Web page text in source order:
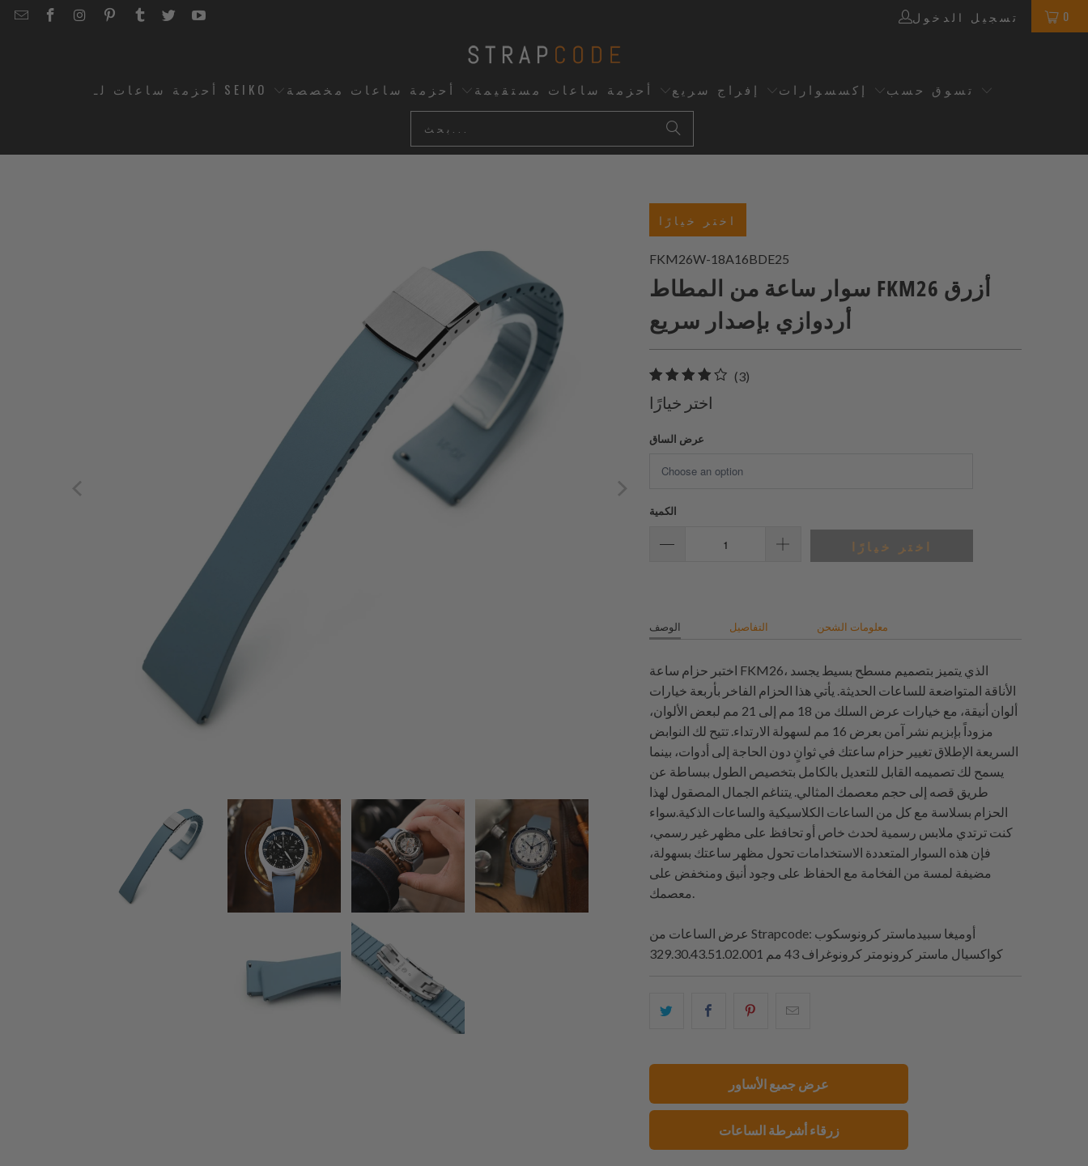
EMAILSTRAPCODE
STRAPCODE
STRAPCODE
STRAPCODE
STRAPCODE
TWITTER
STRAPCODE
YOUTUBE
تسجيل الدخول 0
أحزمة ساعات لـ SEIKO أحزمة ساعات مخصصة أحزمة ساعات مستقيمة إفراج سريع إكسسوارات تسوق حسب
اختر خيارًا
FKM26W-18A16BDE25
سوار ساعة من المطاط FKM26 أزرق
أردوازي بإصدار سريع
(3)
اختر خيارًا
عرض الساق
الكمية
اختر خيارًا
الوصف التفاصيل معلومات الشحن
اختبر حزام ساعة FKM26، الذي يتميز بتصميم مسطح بسيط يجسد
الأناقة المتواضعة للساعات الحديثة. يأتي هذا الحزام الفاخر بأربعة خيارات
ألوان أنيقة، مع خيارات عرض السلك من 18 مم إلى 21 مم لبعض الألوان،
مزوداً بإبزيم نشر آمن بعرض 16 مم لسهولة الارتداء. تتيح لك النوابض
السريعة الإطلاق تغيير حزام ساعتك في ثوانٍ دون الحاجة إلى أدوات، بينما
يسمح لك تصميمه القابل للتعديل بالكامل بتخصيص الطول ببساطة عن
طريق قصه إلى حجم معصمك المثالي. يتناغم الجمال المصقول لهذا
الحزام بسلاسة مع كل من الساعات الكلاسيكية والساعات الذكية.سواء
كنت ترتدي ملابس رسمية لحدث خاص أو تحافظ على مظهر غير رسمي،
فإن هذه السوار المتعددة الاستخدامات تحول مظهر ساعتك بسهولة،
مضيفة لمسة من الفخامة مع الحفاظ على وجود أنيق ومنخفض على
معصمك.
Strapcode: أوميغا سبيدماستر كرونوسكوب
كواكسيال ماستر كرونومتر كرونوغراف 43 مم 329.30.43.51.02.001
شارك
شارك
شارك
صديق
عرض جميع الأساور
زرقاء أشرطة الساعات